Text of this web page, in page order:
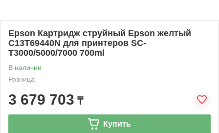
Epson Картридж струйный Epson желтый
C13T69440N для принтеров SC-
T3000/5000/7000 700ml
В наличии
Розница
3 679 703 ₸
Купить